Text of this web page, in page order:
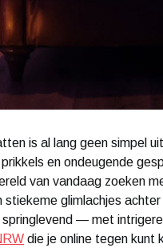
is al lang geen simpel
en ondeugende
van vandaag zoeken
stiekeme glimlachjes
springlevend — met
die je online tegen kunt